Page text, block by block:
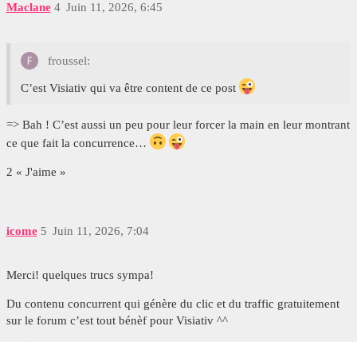
Maclane Juin 11, 2026, 6:45
4
froussel:
C’est Visiativ qui va être content de ce post
=> Bah ! C’est aussi un peu pour leur forcer la main en leur montrant
ce que fait la concurrence…
2 « J'aime »
icome Juin 11, 2026, 7:04
5
Merci! quelques trucs sympa!
Du contenu concurrent qui génère du clic et du traffic gratuitement
sur le forum c’est tout bénèf pour Visiativ ^^